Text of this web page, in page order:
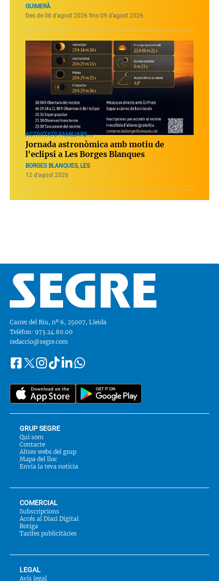
GUIMERÀ
Des de 08 d’agost 2026 fins 09 d’agost 2026
ACTIVITATS FAMILIARS ...
Jornada astronòmica amb motiu de
l'eclipsi a Les Borges Blanques
BORGES BLANQUES, LES
12 d’agost 2026
Carrer del Riu, nº 6, 25007, Lleida
Telèfon: 973.24.80.00
redaccio@segre.com
Segueix-
a::
FacebookInstagram
TiktokLinkedinWhatsapp
GRUP SEGRE
Qui som
Contacte
Altres webs del grup
Mapa del lloc
Envia la teva notícia
COMERCIAL
Subscripcions
Accés al Diari Digital
Botiga
Tarifes publicitàries
LEGAL
Avís legal